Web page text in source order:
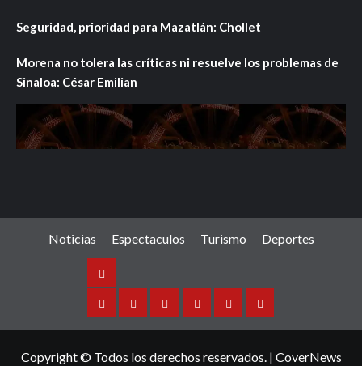
Seguridad, prioridad para Mazatlán: Chollet
Morena no tolera las críticas ni resuelve los problemas de
Sinaloa: César Emilian
Noticias Espectaculos Turismo Deportes
Noticias
SinaloaNacionalInternacionalEspectaculos
TurismoDeportes
Copyright © Todos los derechos reservados. | CoverNews